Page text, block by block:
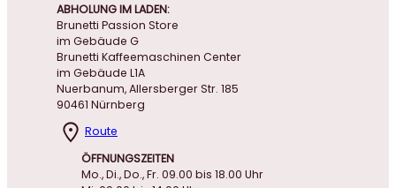
ABHOLUNG IM LADEN:
Brunetti Passion Store
im Gebäude G
Brunetti Kaffeemaschinen Center
im Gebäude L1A
Nuerbanum, Allersberger Str. 185
90461 Nürnberg
Route
ÖFFNUNGSZEITEN
Mo., Di., Do., Fr. 09.00 bis 18.00 Uhr